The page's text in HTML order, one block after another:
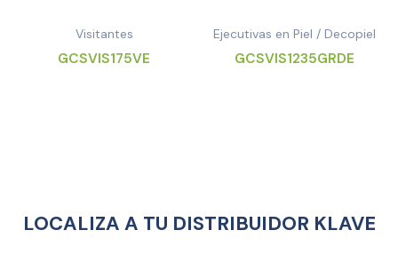
Visitantes
GCSVIS175VE
Ejecutivas en Piel / Decopiel
GCSVIS1235GRDE
LOCALIZA A TU DISTRIBUIDOR KLAVE